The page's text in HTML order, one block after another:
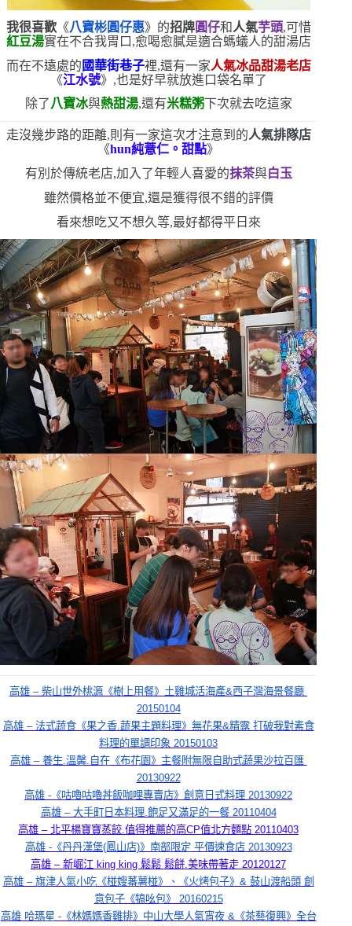
我很喜歡《八寶彬圓仔惠》 的招牌圓仔和 人氣芋頭,可惜
紅豆湯實在不合我胃口,愈喝愈膩是適合螞蟻人的甜湯店
而在不遠處的 國華街巷子裡,還有一家人氣冰品甜湯老店
《江水號》,也是好早就放進口袋名單了
除了 八寶冰與熱甜湯,還有米糕粥下次就去吃這家
走沒幾步路的距離,則有一家這次才注意到的人氣排隊店
《hun純薏仁。甜點》
有別於傳統老店,加入了年輕人喜愛的抹茶與白玉
雖然價格並不便宜,還是獲得很不錯的評價
看來想吃又不想久等,最好都得平日來
高雄 – 柴山世外桃源《樹上用餐》土雞城活海產&西子灣海景餐廳
20150104
高雄 – 法式蔬食《果之香.蔬果主題料理》無花果&精露 打破我對素食
料理的單調印象 20150103
高雄 – 養生.溫馨.自在《布花園》主餐附無限自助式蔬果沙拉百匯
20130922
高雄 -《咕嚕咕嚕丼飯咖哩專賣店》創意日式料理 20130922
高雄 – 大手町日本料理.飽足又滿足的一餐 20110404
高雄 – 北平楊寶寶蒸餃.值得推薦的高CP值北方麵點 20110403
高雄 -《丹丹漢堡(鳳山店)》南部限定 平價速食店 20130923
高雄 – 新崛江 king king 鬆鬆 鬆餅.美味帶著走 20120127
高雄 – 旗津人氣小吃《椪嫂蕃薯椪》、《火烤包子》& 鼓山渡船頭 創
意包子《犒吆包》 20160215
高雄 哈瑪星 -《林媽媽香雞排》中山大學人氣宵夜 &《茶藝復興》全台